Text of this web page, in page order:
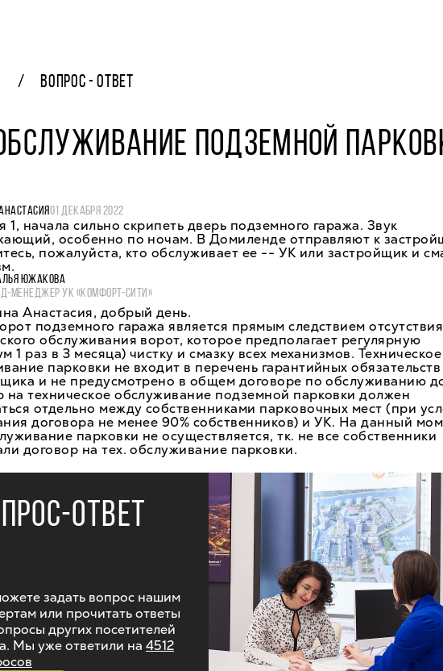
ВОПРОС - ОТВЕТ
ПОДЗЕМНОЙ
01 ДЕКАБРЯ 2022
1, начала сильно скрипеть дверь подземного гаража. Звук
особенно по ночам. В Домиленде отправляют к
пожалуйста, кто обслуживает ее -- УК или застройщик и
ЮЖАКОВА
МЕНЕДЖЕР УК «КОМФОРТ-СИТИ»
Анастасия, добрый день.
подземного гаража является прямым следствием отсутствия
обслуживания ворот, которое предполагает регулярную
1 раз в 3 месяца) чистку и смазку всех механизмов. Техническое
парковки не входит в перечень гарантийных обязательств
и не предусмотрено в общем договоре по обслуживанию
на техническое обслуживание подземной парковки должен
отдельно между собственниками парковочных мест (при
договора не менее 90% собственников) и УК. На данный
парковки не осуществляется, тк. не все собственники
договор на тех. обслуживание парковки.
ОТВЕТ
задать вопрос нашим
или прочитать ответы
других посетителей
Мы уже ответили на 4512